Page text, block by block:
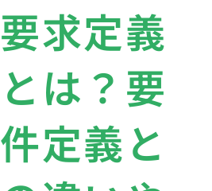
要求定義
とは？要
件定義と